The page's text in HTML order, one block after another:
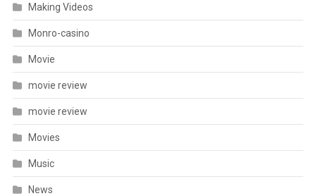
Making Videos
Monro-casino
Movie
movie review
movie review
Movies
Music
News